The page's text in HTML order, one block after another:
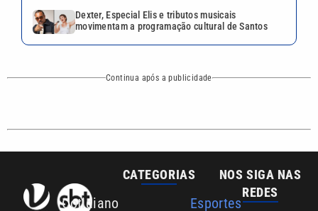
VTV é afiliada do
SBT na Região
Mundo Polícia
Anuncie agora com a emissora VTV SBT
Área de cobertura que a VTV SBT acompanha: